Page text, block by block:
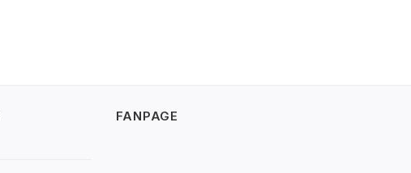
phải các vấn đề về mục, rỉ. Các kiểu dáng
này.
FANPAGE